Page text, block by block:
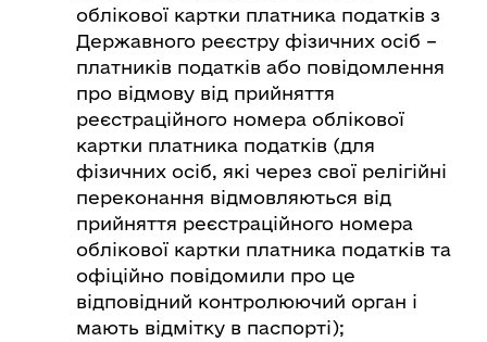
облікової картки платника податків з
Державного реєстру фізичних осіб –
платників податків або повідомлення
про відмову від прийняття
реєстраційного номера облікової
картки платника податків (для
фізичних осіб, які через свої релігійні
переконання відмовляються від
прийняття реєстраційного номера
облікової картки платника податків та
офіційно повідомили про це
відповідний контролюючий орган і
мають відмітку в паспорті);